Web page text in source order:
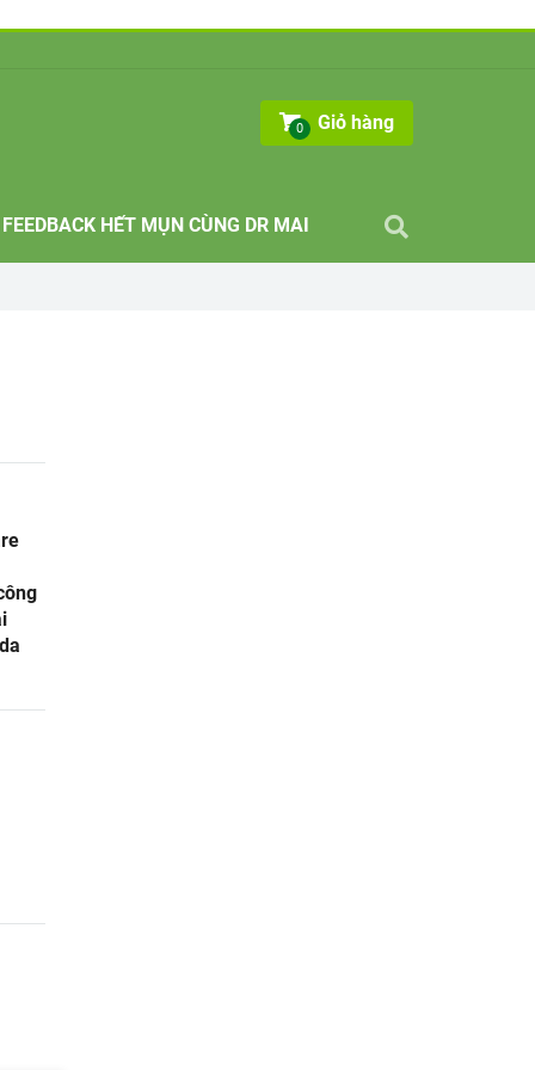
0 Giỏ hàng
FEEDBACK HẾT MỤN CÙNG DR MAI